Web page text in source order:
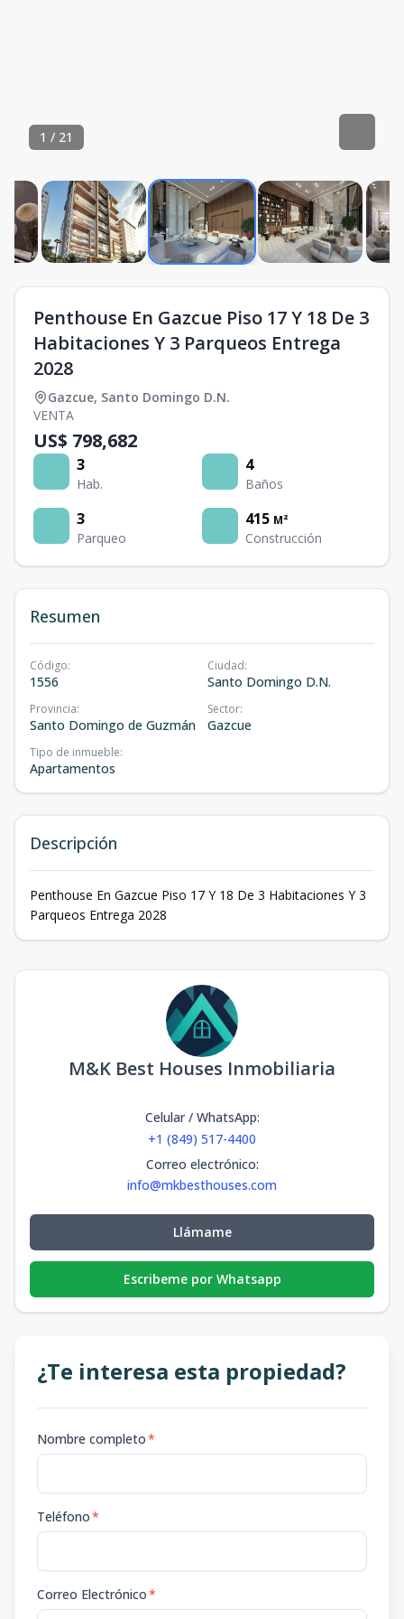
1 / 21
Penthouse En Gazcue Piso 17 Y 18 De 3
Habitaciones Y 3 Parqueos Entrega
2028
Gazcue, Santo Domingo D.N.
VENTA
US$ 798,682
3
Hab.
4
Baños
3
Parqueo
415 M²
Construcción
Resumen
Código:
1556
Ciudad:
Santo Domingo D.N.
Provincia:
Santo Domingo de Guzmán
Sector:
Gazcue
Tipo de inmueble:
Apartamentos
Descripción
Penthouse En Gazcue Piso 17 Y 18 De 3 Habitaciones Y 3
Parqueos Entrega 2028
M&K Best Houses Inmobiliaria
Celular / WhatsApp:
+1 (849) 517-4400
Correo electrónico:
info@mkbesthouses.com
Llámame
Escribeme por Whatsapp
¿Te interesa esta propiedad?
Nombre completo*
Teléfono*
Correo Electrónico*